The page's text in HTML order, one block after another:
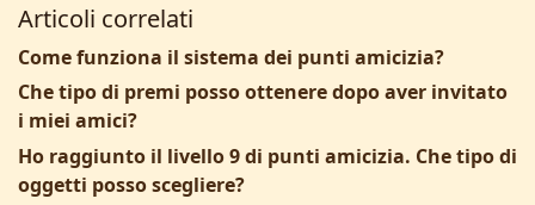
Articoli correlati
Come funziona il sistema dei punti amicizia?
Che tipo di premi posso ottenere dopo aver invitato
i miei amici?
Ho raggiunto il livello 9 di punti amicizia. Che tipo di
oggetti posso scegliere?